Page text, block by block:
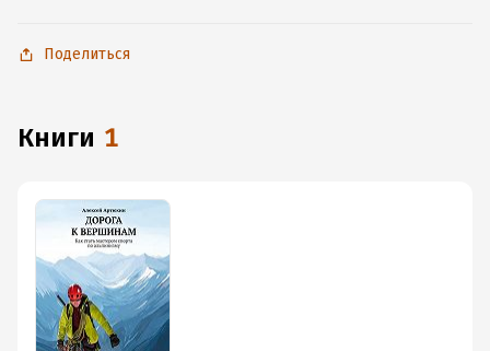
к интернету.
Поделиться
книги 1